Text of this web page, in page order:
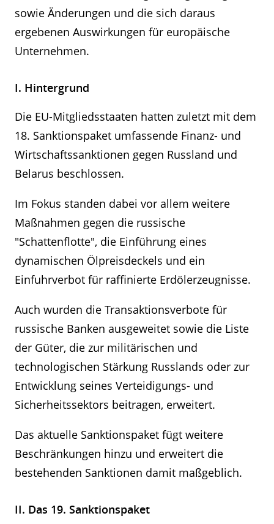
sowie Änderungen und die sich daraus
ergebenen Auswirkungen für europäische
Unternehmen.
I. Hintergrund
Die EU-Mitgliedsstaaten hatten zuletzt mit dem
18. Sanktionspaket umfassende Finanz- und
Wirtschaftssanktionen gegen Russland und
Belarus beschlossen.
Im Fokus standen dabei vor allem weitere
Maßnahmen gegen die russische
"Schattenflotte", die Einführung eines
dynamischen Ölpreisdeckels und ein
Einfuhrverbot für raffinierte Erdölerzeugnisse.
Auch wurden die Transaktionsverbote für
russische Banken ausgeweitet sowie die Liste
der Güter, die zur militärischen und
technologischen Stärkung Russlands oder zur
Entwicklung seines Verteidigungs- und
Sicherheitssektors beitragen, erweitert.
Das aktuelle Sanktionspaket fügt weitere
Beschränkungen hinzu und erweitert die
bestehenden Sanktionen damit maßgeblich.
II. Das 19. Sanktionspaket